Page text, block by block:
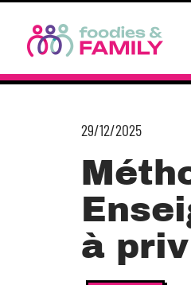
29/12/2025
à